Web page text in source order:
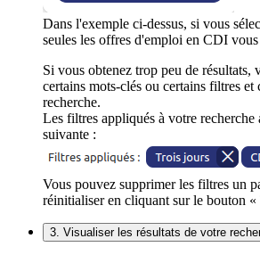
Dans l'exemple ci-dessus, si vous
seules les offres d'emploi en CDI vous
Si vous obtenez trop peu de résultats,
certains mots-clés ou certains filtres et
recherche.
Les filtres appliqués à votre recherche
suivante :
Vous pouvez supprimer les filtres un
réinitialiser en cliquant sur le bouton
3. Visualiser les résultats de votre